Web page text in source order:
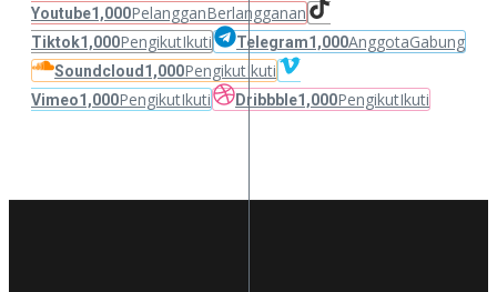
Youtube1,000PelangganBerlangganan
Tiktok1,000PengikutIkuti Telegram1,000AnggotaGabung
Soundcloud 1,000PengikutIkuti
Vimeo1,000PengikutIkuti Dribbble1,000PengikutIkuti